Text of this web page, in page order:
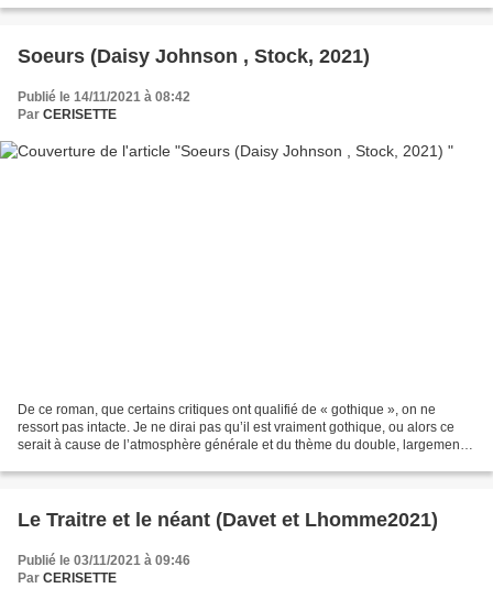
Soeurs (Daisy Johnson , Stock, 2021)
Publié le 14/11/2021 à 08:42
Par CERISETTE
De ce roman, que certains critiques ont qualifié de « gothique », on ne
ressort pas intacte. Je ne dirai pas qu’il est vraiment gothique, ou alors ce
serait à cause de l’atmosphère générale et du thème du double, largement
Le Traitre et le néant (Davet et Lhomme2021)
Publié le 03/11/2021 à 09:46
Par CERISETTE